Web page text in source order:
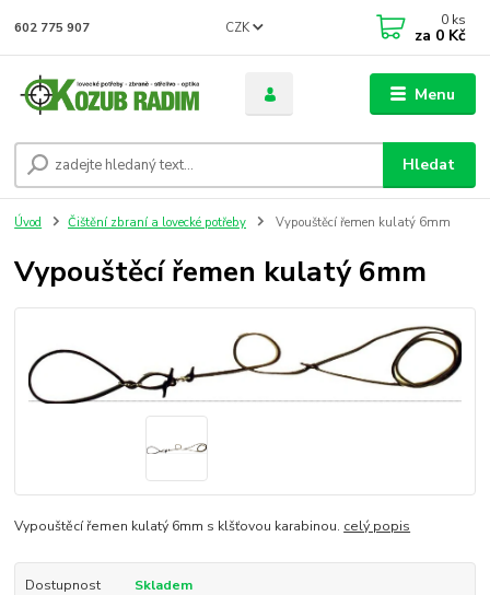
Menu
CZK
Hledat
602 775 907 0 ks
za 0 Kč
Úvod Čištění zbraní a lovecké potřeby Vypouštěcí řemen kulatý 6mm
Vypouštěcí řemen kulatý 6mm
Vypouštěcí řemen kulatý 6mm s klšťovou karabinou. celý popis
Dostupnost Skladem